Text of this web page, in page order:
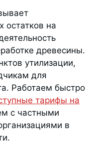
остатков на
древесины.
утилизации,
для
Работаем быстро
тарифы на
с частными
в